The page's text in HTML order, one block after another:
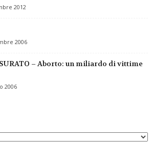
2012
2006
– Aborto: un miliardo di vittime
2006